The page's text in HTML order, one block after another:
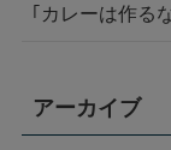
｢カレーは作る
アーカイブ